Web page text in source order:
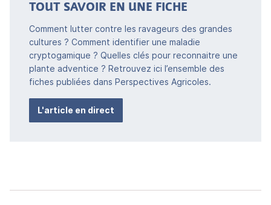
TOUT SAVOIR EN UNE FICHE
Comment lutter contre les ravageurs des grandes
cultures ? Comment identifier une maladie
cryptogamique ? Quelles clés pour reconnaitre une
plante adventice ? Retrouvez ici l’ensemble des
fiches publiées dans Perspectives Agricoles.
L'article en direct